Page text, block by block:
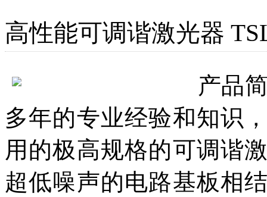
高性能可调谐激光器
产品
多年的专业经验和知识
用的极高规格的可调谐
超低噪声的电路基板相